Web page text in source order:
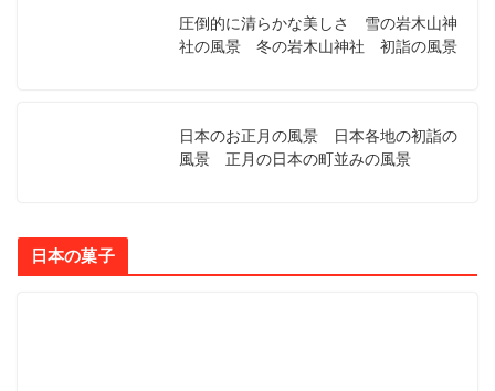
圧倒的に清らかな美しさ 雪の岩木山神
社の風景 冬の岩木山神社 初詣の風景
日本のお正月の風景 日本各地の初詣の
風景 正月の日本の町並みの風景
日本の菓子